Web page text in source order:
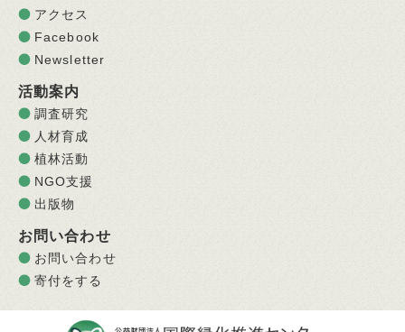
アクセス
Facebook
Newsletter
活動案内
調査研究
人材育成
植林活動
NGO支援
出版物
お問い合わせ
お問い合わせ
寄付をする